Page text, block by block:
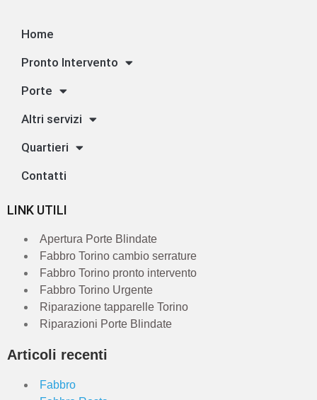
Home
Pronto Intervento
Porte
Altri servizi
Quartieri
Contatti
LINK UTILI
Apertura Porte Blindate
Fabbro Torino cambio serrature
Fabbro Torino pronto intervento
Fabbro Torino Urgente
Riparazione tapparelle Torino
Riparazioni Porte Blindate
Articoli recenti
Fabbro